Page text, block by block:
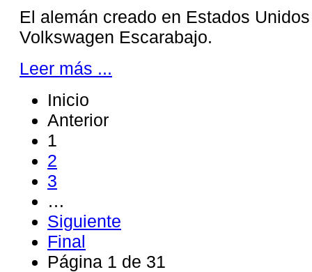
El alemán creado en Estados
Volkswagen Escarabajo.
Leer más ...
Inicio
Anterior
1
2
3
…
Siguiente
Final
Página 1 de 31